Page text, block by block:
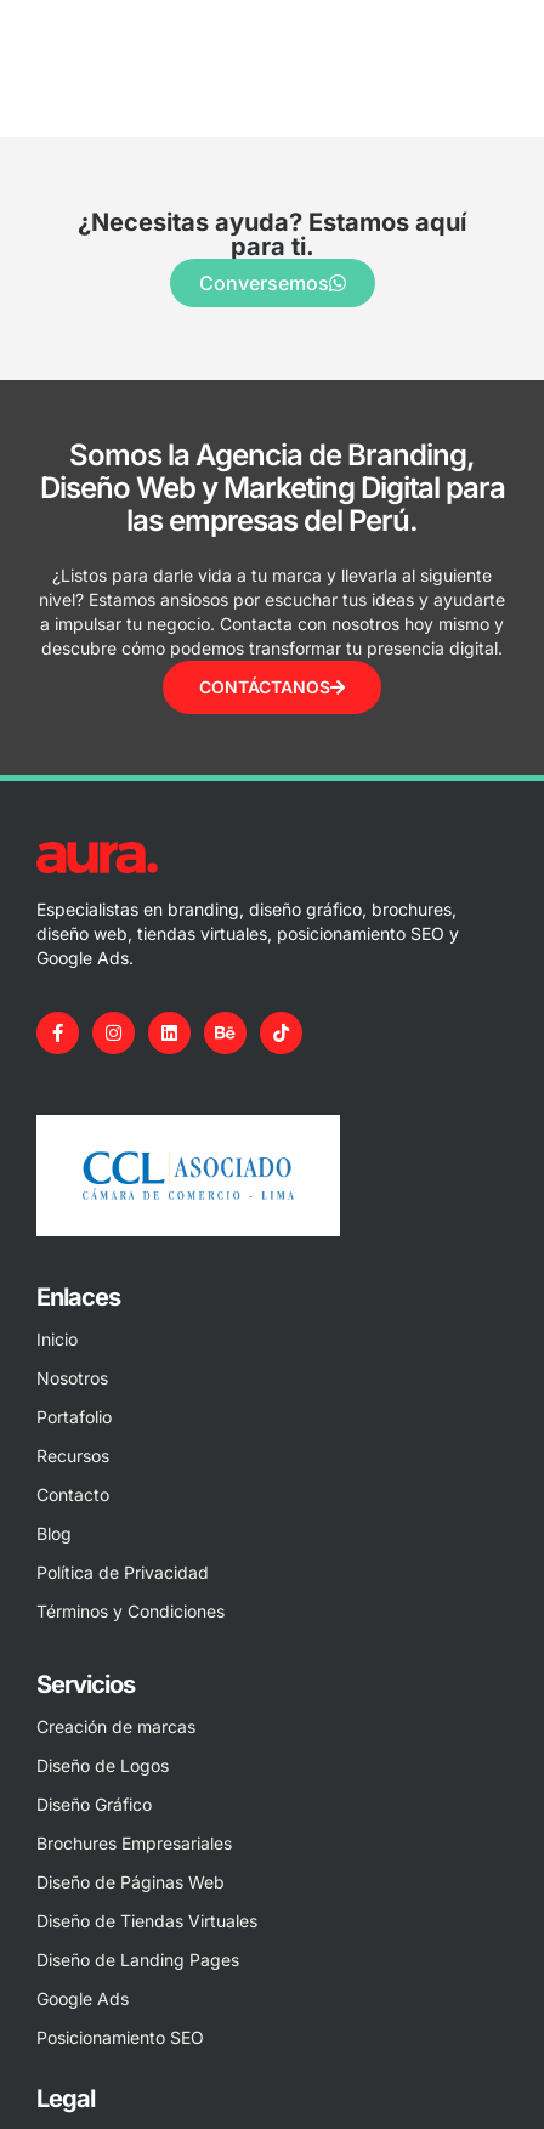
¿Necesitas ayuda? Estamos aquí
para ti.
Conversemos
Somos la Agencia de Branding,
Diseño Web y Marketing Digital para
las empresas del Perú.
¿Listos para darle vida a tu marca y llevarla al siguiente
nivel? Estamos ansiosos por escuchar tus ideas y ayudarte
a impulsar tu negocio. Contacta con nosotros hoy mismo y
descubre cómo podemos transformar tu presencia digital.
CONTÁCTANOS
Especialistas en branding, diseño gráfico, brochures,
diseño web, tiendas virtuales, posicionamiento SEO y
Google Ads.
Enlaces
Inicio
Nosotros
Portafolio
Recursos
Contacto
Blog
Política de Privacidad
Términos y Condiciones
Servicios
Creación de marcas
Diseño de Logos
Diseño Gráfico
Brochures Empresariales
Diseño de Páginas Web
Diseño de Tiendas Virtuales
Diseño de Landing Pages
Google Ads
Posicionamiento SEO
Legal